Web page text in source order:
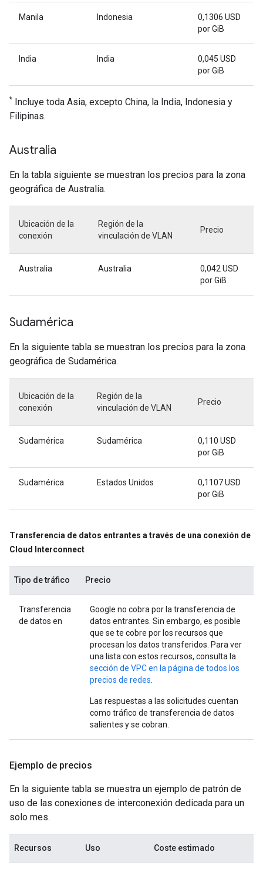
Manila Indonesia
0,1306 USD
por GiB
India India
0,045 USD
por GiB
* Incluye toda Asia, excepto China, la India, Indonesia y
Filipinas.
Australia
En la tabla siguiente se muestran los precios para la zona
geográfica de Australia.
Ubicación de la
conexión
Región de la
vinculación de VLAN
Precio
Australia Australia
0,042 USD
por GiB
Sudamérica
En la siguiente tabla se muestran los precios para la zona
geográfica de Sudamérica.
Ubicación de la
conexión
Región de la
vinculación de VLAN
Precio
Sudamérica Sudamérica
0,110 USD
por GiB
Sudamérica Estados Unidos
0,1107 USD
por GiB
Transferencia de datos entrantes a través de una conexión de
Cloud Interconnect
Tipo de tráfico Precio
Transferencia
de datos en
Google no cobra por la transferencia de
datos entrantes. Sin embargo, es posible
que se te cobre por los recursos que
procesan los datos transferidos. Para ver
una lista con estos recursos, consulta la
sección de VPC en la página de todos los
precios de redes
Las respuestas a las solicitudes cuentan
como tráfico de transferencia de datos
salientes y se cobran.
Ejemplo de precios
En la siguiente tabla se muestra un ejemplo de patrón de
uso de las conexiones de interconexión dedicada para un
solo mes.
Recursos Uso Coste estimado